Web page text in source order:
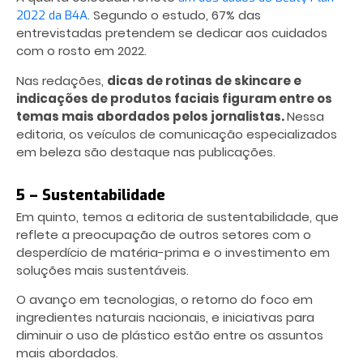
2022 da B4A. Segundo o estudo, 67% das
entrevistadas pretendem se dedicar aos cuidados
com o rosto em 2022.
Nas redações, dicas de rotinas de skincare e
indicações de produtos faciais figuram entre os
temas mais abordados pelos jornalistas.Nessa
editoria, os veículos de comunicação especializados
em beleza são destaque nas publicações.
5 – Sustentabilidade
Em quinto, temos a editoria de sustentabilidade, que
reflete a preocupação de outros setores com o
desperdício de matéria-prima e o investimento em
soluções mais sustentáveis.
O avanço em tecnologias, o retorno do foco em
ingredientes naturais nacionais, e iniciativas para
diminuir o uso de plástico estão entre os assuntos
mais abordados.